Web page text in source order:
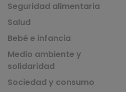
Seguridad alimentaria
Salud
Bebé e infancia
Medio ambiente y
solidaridad
Sociedad y consumo